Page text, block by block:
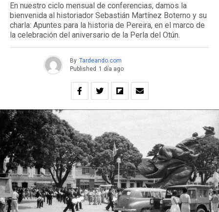
En nuestro ciclo mensual de conferencias, damos la
bienvenida al historiador Sebastián Martínez Boterno y su
charla: Apuntes para la historia de Pereira, en el marco de
la celebración del aniversario de la Perla del Otún.
By Tardeando.com
Published 1 día ago